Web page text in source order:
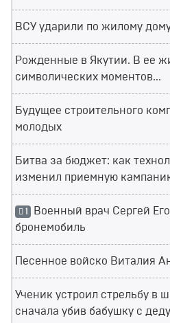
ВСУ ударили по жилому
Рожденные в Якутии. В ее
символических моментов...
Будущее строительного
молодых
Битва за бюджет: как
изменил приемную
1 Военный врач Сергей
бронемобиль
Песенное войско Виталия
Ученик устроил стрельбу в
сначала убив бабушку с